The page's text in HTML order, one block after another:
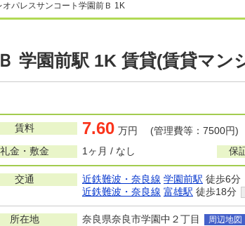
オパレスサンコート学園前Ｂ 1K
学園前駅 1K 賃貸(賃貸マン
賃料 7.60 万円 (管理費等：7500円)
礼金・敷金
1ヶ月 / なし 保
交通 近鉄難波・奈良線 学園前駅 徒歩6分
近鉄難波・奈良線 富雄駅 徒歩18分
所在地 奈良県奈良市学園中２丁目
周辺地図